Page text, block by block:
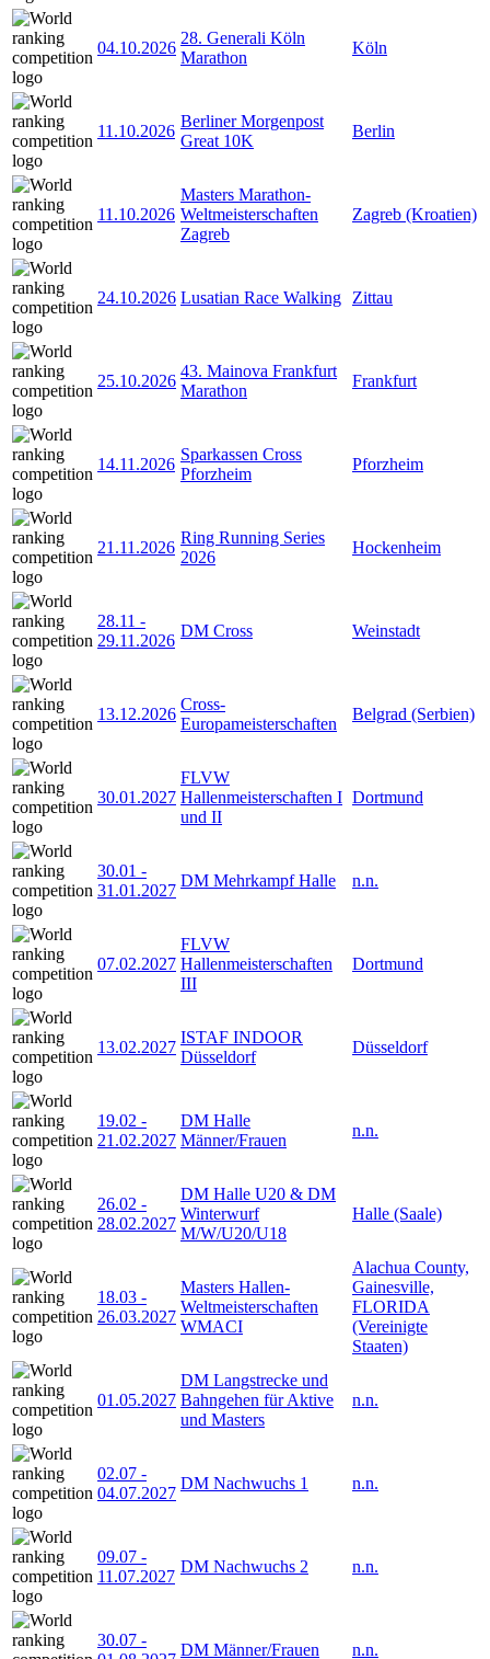
04.10.2026
28. Generali Köln
Marathon
Köln
11.10.2026
Berliner Morgenpost
Great 10K
Berlin
11.10.2026
Masters Marathon-
Weltmeisterschaften
Zagreb
Zagreb (Kroatien)
24.10.2026 Lusatian Race Walking Zittau
25.10.2026
43. Mainova Frankfurt
Marathon
Frankfurt
14.11.2026
Sparkassen Cross
Pforzheim
Pforzheim
21.11.2026
Ring Running Series
2026
Hockenheim
28.11 -
29.11.2026
DM Cross Weinstadt
13.12.2026
Cross-
Europameisterschaften
Belgrad (Serbien)
30.01.2027
FLVW
Hallenmeisterschaften I
und II
Dortmund
30.01 -
31.01.2027
DM Mehrkampf Halle n.n.
07.02.2027
FLVW
Hallenmeisterschaften
III
Dortmund
13.02.2027
ISTAF INDOOR
Düsseldorf
Düsseldorf
19.02 -
21.02.2027
DM Halle
Männer/Frauen
n.n.
26.02 -
28.02.2027
DM Halle U20 & DM
Winterwurf
M/W/U20/U18
Halle (Saale)
18.03 -
26.03.2027
Masters Hallen-
Weltmeisterschaften
WMACI
Alachua County,
Gainesville,
FLORIDA
(Vereinigte
Staaten)
01.05.2027
DM Langstrecke und
Bahngehen für Aktive
und Masters
n.n.
02.07 -
04.07.2027
DM Nachwuchs 1 n.n.
09.07 -
11.07.2027
DM Nachwuchs 2 n.n.
30.07 -
DM Männer/Frauen n.n.